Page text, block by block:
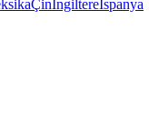
Çinİngiltereİspanya